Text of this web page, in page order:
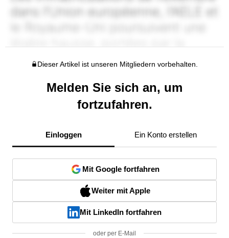
Dieser Artikel ist unseren Mitgliedern vorbehalten.
Melden Sie sich an, um
fortzufahren.
Einloggen Ein Konto erstellen
Mit Google fortfahren
Weiter mit Apple
Mit LinkedIn fortfahren
oder per E-Mail